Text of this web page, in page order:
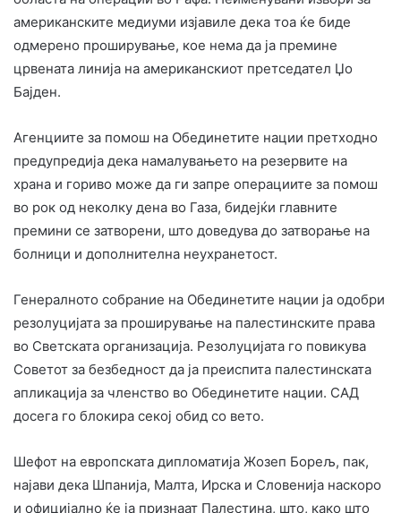
американските медиуми изјавиле дека тоа ќе биде
одмерено проширување, кое нема да ја премине
црвената линија на американскиот претседател Џо
Бајден.
Агенциите за помош на Обединетите нации претходно
предупредија дека намалувањето на резервите на
храна и гориво може да ги запре операциите за помош
во рок од неколку дена во Газа, бидејќи главните
премини се затворени, што доведува до затворање на
болници и дополнителна неухранетост.
Генералното собрание на Обединетите нации ја одобри
резолуцијата за проширување на палестинските права
во Светската организација. Резолуцијата го повикува
Советот за безбедност да ја преиспита палестинската
апликација за членство во Обединетите нации. САД
досега го блокира секој обид со вето.
Шефот на европската дипломатија Жозеп Борељ, пак,
најави дека Шпанија, Малта, Ирска и Словенија наскоро
и официјално ќе ја признаат Палестина, што, како што